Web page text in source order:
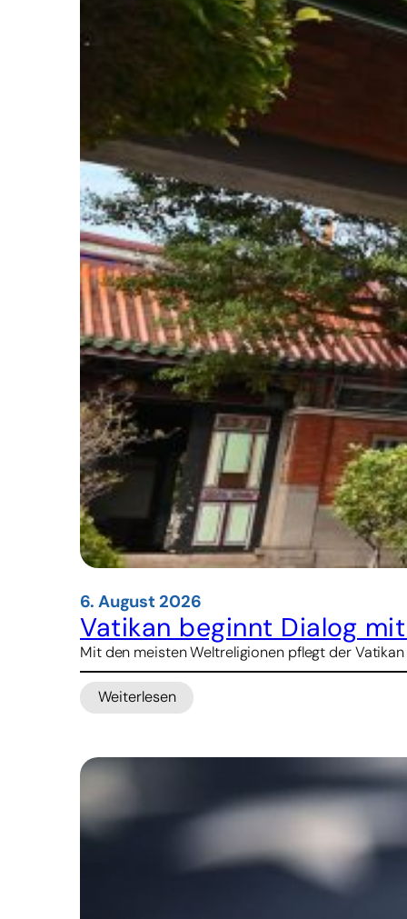
6. August 2026
Vatikan beginnt Dialog
Mit den meisten Weltreligionen pflegt der
Weiterlesen
:
Konfuzianern